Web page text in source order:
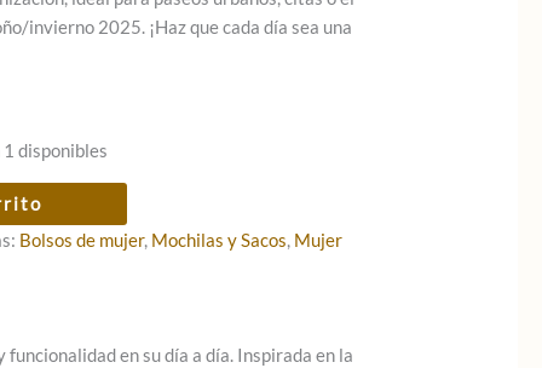
invierno 2025. ¡Haz que cada día sea una
1 disponibles
Bolsos de mujer, Mochilas y Sacos, Mujer
en su día a día. Inspirada en la